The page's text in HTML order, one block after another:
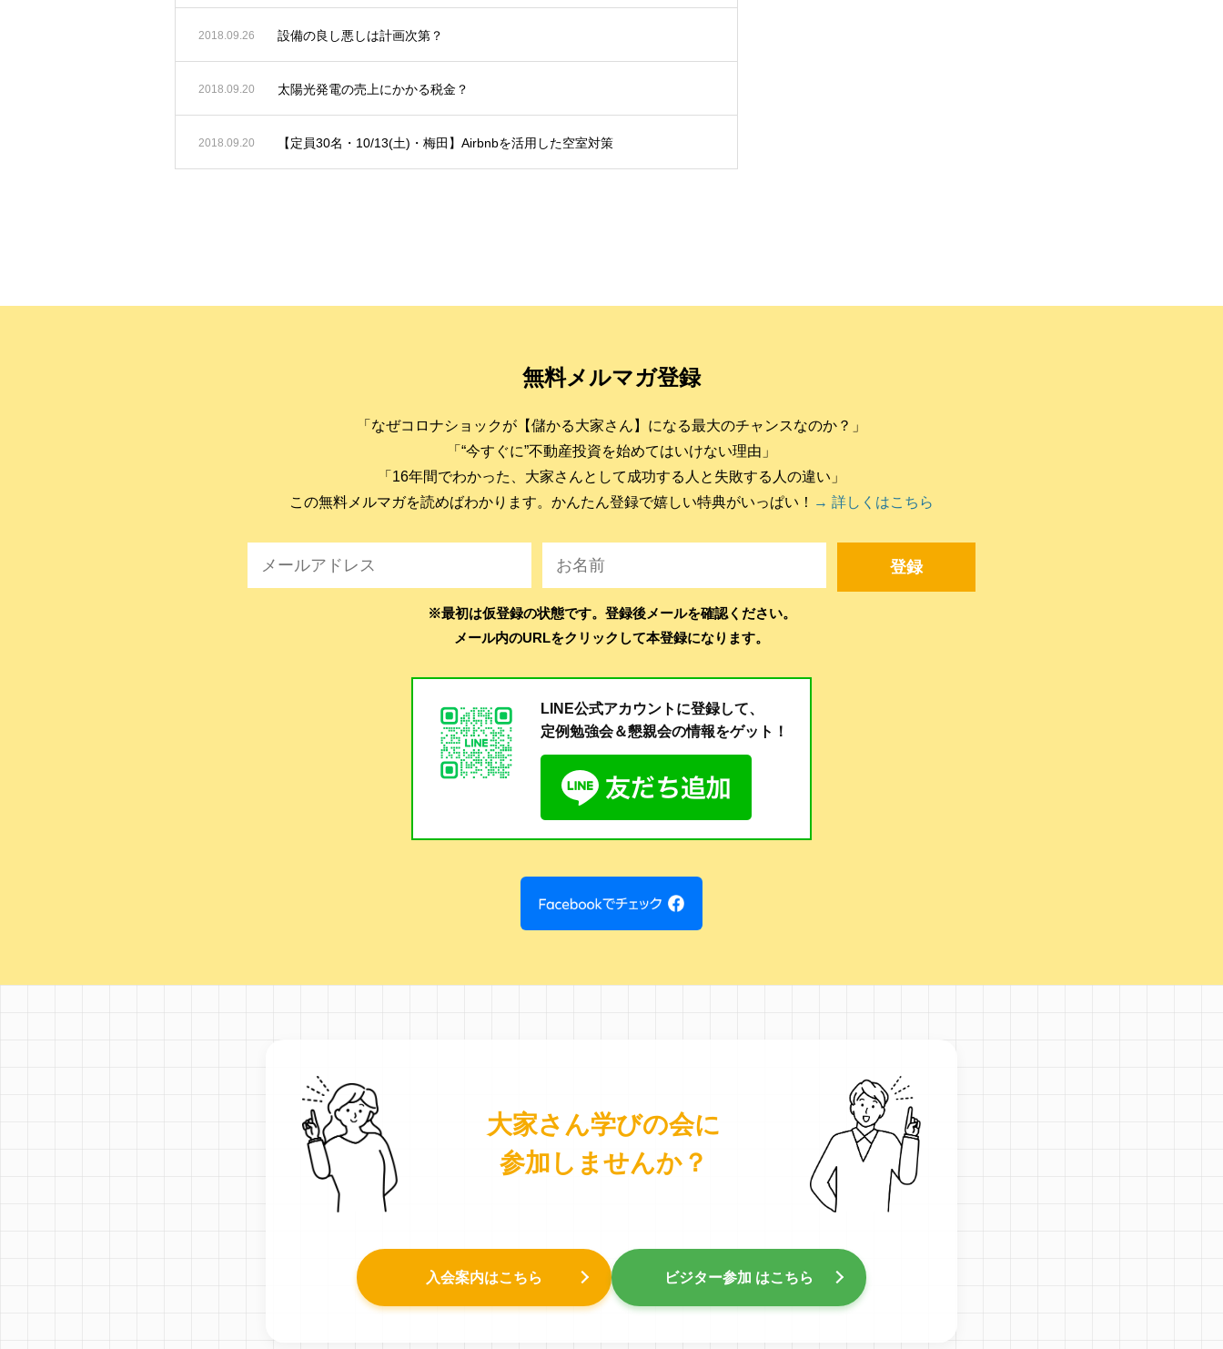
2018.09.26 設備の良し悪しは計画次第？
2018.09.20 太陽光発電の売上にかかる税金？
2018.09.20 【定員30名・10/13(土)・梅田】Airbnbを活用した空室対策
無料メルマガ登録
「なぜコロナショックが【儲かる大家さん】になる最大のチャンスなのか？」
「“今すぐに”不動産投資を始めてはいけない理由」
「16年間でわかった、大家さんとして成功する人と失敗する人の違い」
この無料メルマガを読めばわかります。かんたん登録で嬉しい特典がいっぱい！ → 詳しくはこちら
※最初は仮登録の状態です。登録後メールを確認ください。
メール内のURLをクリックして本登録になります。
LINE公式アカウントに登録して、
定例勉強会＆懇親会の情報をゲット！
大家さん学びの会に
参加しませんか？
入会案内はこちら ビジター参加 はこちら